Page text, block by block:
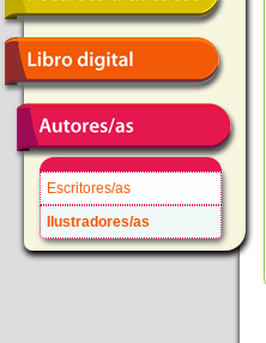
Escritores/as
Ilustradores/as